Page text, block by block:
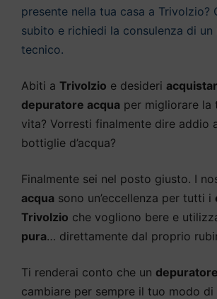
presente nella tua casa a Trivolzio?
subito e richiedi la consulenza di un
tecnico.
Abiti a Trivolzio e desideri
depuratore acqua per migliorare la
vita? Vorresti finalmente dire addio
bottiglie d’acqua?
Finalmente sei nel posto giusto. I
acqua sono un’eccellenza per tutti i
Trivolzio che vogliono bere e
pura… direttamente dal proprio
Ti renderai conto che un
cambiare per sempre il tuo modo di